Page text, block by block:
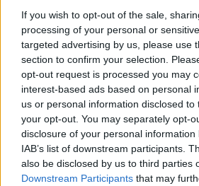
If you wish to opt-out of the sale,
processing of your personal or
targeted advertising by us, please use
section to confirm your selection.
opt-out request is processed you may
interest-based ads based on personal
us or personal information disclosed
your opt-out. You may separately opt-
disclosure of your personal
IAB’s list of downstream participants.
also be disclosed by us to third parties
Downstream Participants that may
és barátai előadásában, a
pedig Égető Márta és a
hangversenye lesz a
Elekes Zoltán hangsúlyozta:
fontosnak tartják, hogy
gyerekeket is megszólítsák.
farsangzáró táncház, húsvéti
és több zenés színházi
A fesztiválon a Szegedi